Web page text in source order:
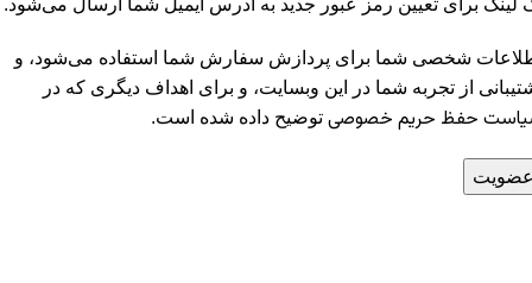
لینک برای تعیین رمز عبور جدید به آدرس ایمیل شما ارسال می‌شود.
شخصی شما برای پردازش سفارش شما استفاده می‌شود، و
از تجربه شما در این وبسایت، و برای اهداف دیگری که در
حفظ حریم خصوصی توضیح داده شده است.